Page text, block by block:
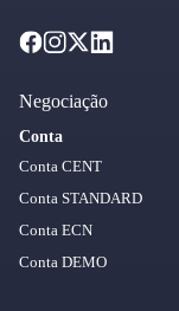
Negociação
Conta
Conta CENT
Conta STANDARD
Conta ECN
Conta DEMO